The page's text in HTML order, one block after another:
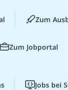
Zum
Zum Jobportal
Jobs bei